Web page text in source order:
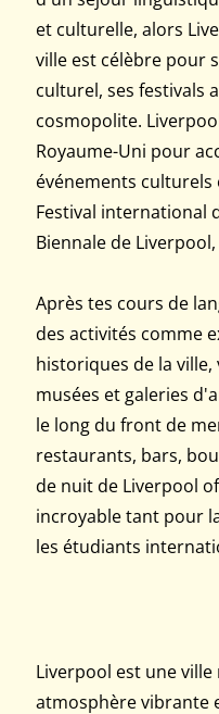
et culturelle, alors
ville est célèbre pour
culturel, ses festivals
cosmopolite.
Royaume-Uni pour
événements
Festival international
Biennale de
Après tes cours de
des activités comme
historiques de la
musées et galeries
le long du front de
restaurants, bars,
de nuit de Liverpool
incroyable tant pour
les étudiants
Liverpool est une
atmosphère vibrante